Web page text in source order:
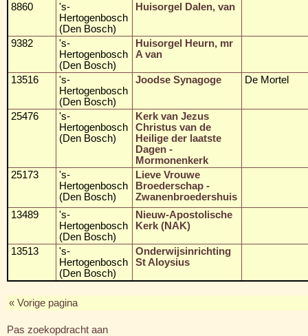
8860
's-
Hertogenbosch
(Den Bosch)
Huisorgel Dalen, van
9382
's-
Hertogenbosch
(Den Bosch)
Huisorgel Heurn, mr
A van
13516
's-
Hertogenbosch
(Den Bosch)
Joodse Synagoge De Mortel
25476
's-
Hertogenbosch
(Den Bosch)
Kerk van Jezus
Christus van de
Heilige der laatste
Dagen -
Mormonenkerk
25173
's-
Hertogenbosch
(Den Bosch)
Lieve Vrouwe
Broederschap -
Zwanenbroedershuis
13489
's-
Hertogenbosch
(Den Bosch)
Nieuw-Apostolische
Kerk (NAK)
13513
's-
Hertogenbosch
(Den Bosch)
Onderwijsinrichting
St Aloysius
« Vorige pagina
Pas zoekopdracht aan